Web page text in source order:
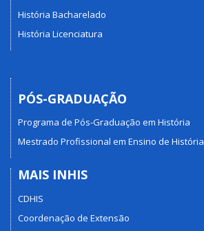
História Bacharelado
História Licenciatura
PÓS-GRADUAÇÃO
Programa de Pós-Graduação em História
Mestrado Profissional em Ensino de História
MAIS INHIS
CDHIS
Coordenação de Extensão